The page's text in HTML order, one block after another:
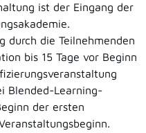
ist der Eingang der
durch die Teilnehmenden
bis 15 Tage vor Beginn
Blended-Learning-
der ersten